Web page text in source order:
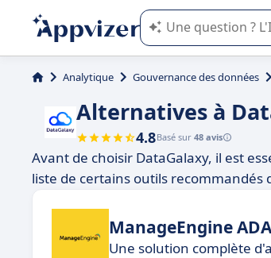
L'IA de Appvizer
Analytique Gouvernance des données
Alternatives à
4.8Basé sur 48 avis
Avant de choisir DataGalaxy, il est
liste de certains outils recommandés
ManageEngine
Une solution complète